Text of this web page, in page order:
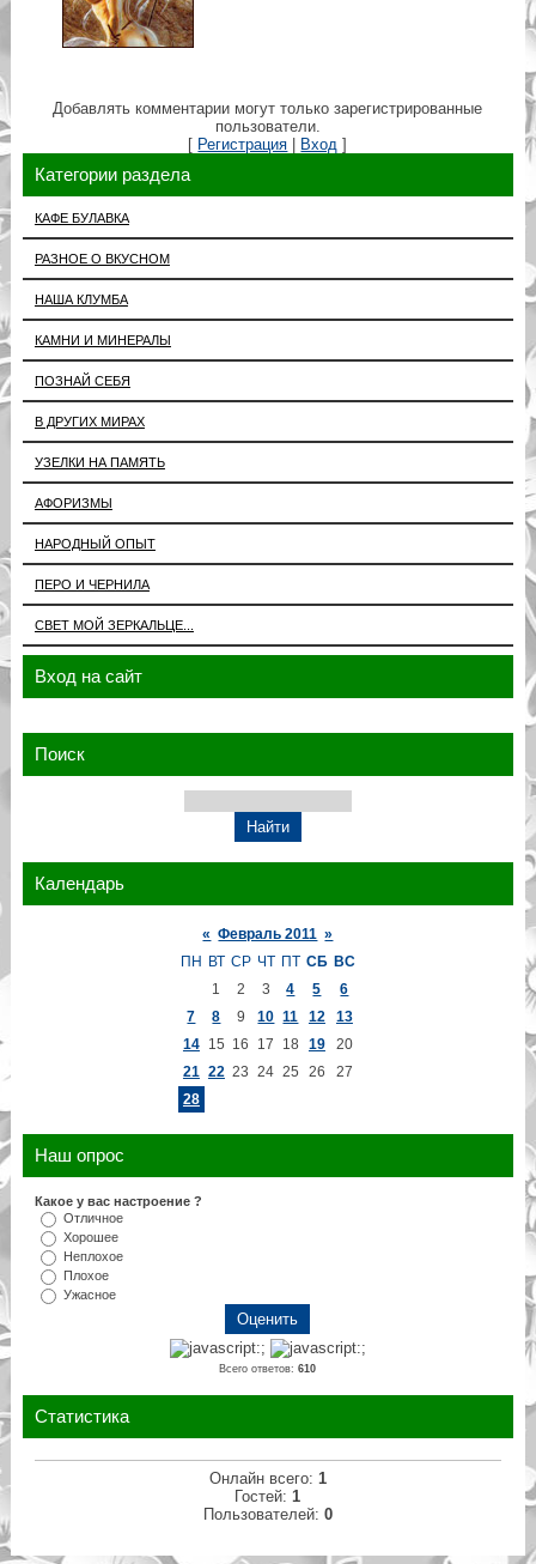
Добавлять комментарии могут только зарегистрированные
пользователи.
[ Регистрация | Вход ]
Категории раздела
КАФЕ БУЛАВКА
РАЗНОЕ О ВКУСНОМ
НАША КЛУМБА
КАМНИ И МИНЕРАЛЫ
ПОЗНАЙ СЕБЯ
В ДРУГИХ МИРАХ
УЗЕЛКИ НА ПАМЯТЬ
АФОРИЗМЫ
НАРОДНЫЙ ОПЫТ
ПЕРО И ЧЕРНИЛА
СВЕТ МОЙ ЗЕРКАЛЬЦЕ...
Вход на сайт
Поиск
Календарь
« Февраль 2011 »
ПН ВТ СР ЧТ ПТ СБ ВС
1
2 3 4 5
6
7
8 9 10 11 12
13
14 15 16 17 18 19
20
21 22 23 24 25 26
27
28
Наш опрос
Какое у вас настроение ?
Отличное
Хорошее
Неплохое
Плохое
Ужасное
Всего ответов:610
Статистика
Онлайн всего: 1
Гостей: 1
Пользователей: 0